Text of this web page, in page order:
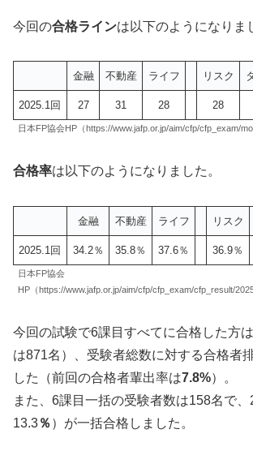
今回の合格ラインは以下のようになりま
金融 不動産 ライフ リスク
2025.1回 27 31 28 28
日本FP協会HP（https://www.jafp.or.jp/aim/cfp/cfp_exam/
合格率は以下のようになりました。
金融 不動産 ライフ リスク
2025.1回 34.2％ 35.8％ 37.6％ 36.9％
日本FP協会
HP（https://www.jafp.or.jp/aim/cfp/cfp_exam/cfp_result/
今回の試験で6課目すべてに合格した方は
は871名）、受験者総数に対する合格者
した（前回の合格者輩出率は7.8%）。
また、6課目一括の受験者数は158名で
13.3％ ）が一括合格しました。